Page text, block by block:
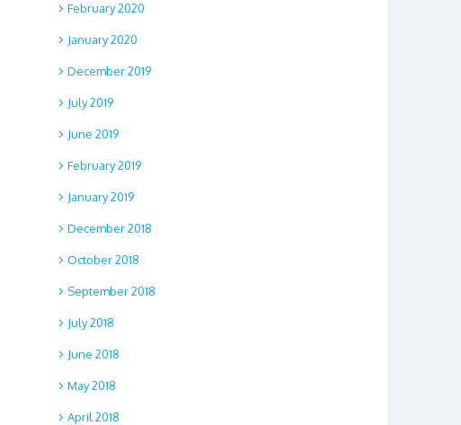
February 2020
January 2020
December 2019
July 2019
June 2019
February 2019
January 2019
December 2018
October 2018
September 2018
July 2018
June 2018
May 2018
April 2018